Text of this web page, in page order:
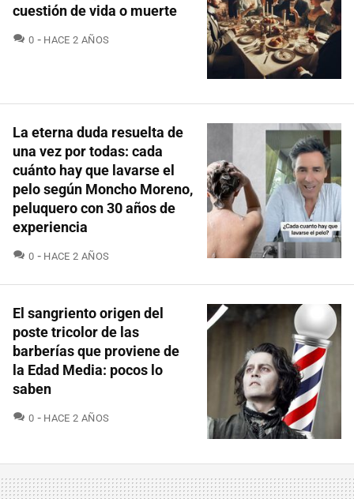
cuestión de vida o muerte
0 COMENTARIOS
HACE 2 AÑOS
La eterna duda resuelta de
una vez por todas: cada
cuánto hay que lavarse el
pelo según Moncho Moreno,
peluquero con 30 años de
experiencia
0 COMENTARIOS
HACE 2 AÑOS
El sangriento origen del
poste tricolor de las
barberías que proviene de
la Edad Media: pocos lo
saben
0 COMENTARIOS
HACE 2 AÑOS